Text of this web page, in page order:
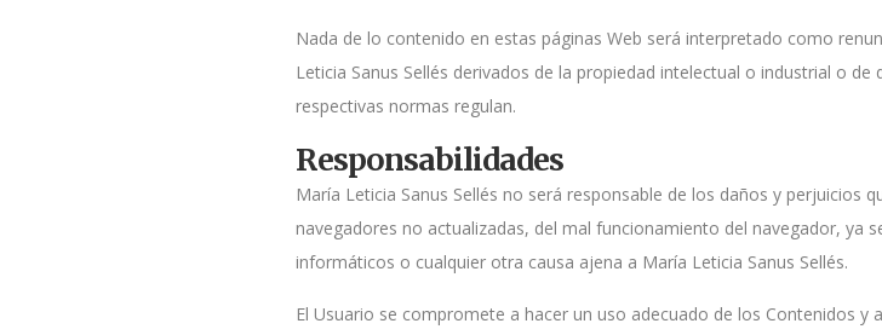
Nada de lo contenido en estas páginas Web será interpretado como
Leticia Sanus Sellés derivados de la propiedad intelectual o industrial o
respectivas normas regulan.
Responsabilidades
María Leticia Sanus Sellés no será responsable de los daños y perjuicios
navegadores no actualizadas, del mal funcionamiento del navegador, ya
informáticos o cualquier otra causa ajena a María Leticia Sanus Sellés.
El Usuario se compromete a hacer un uso adecuado de los Contenidos y